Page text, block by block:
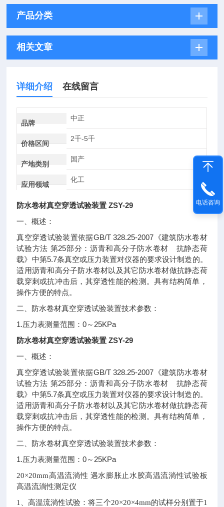
产品分类
相关文章
详细介绍 在线留言
品牌
中正
价格区间
2千-5千
产地类别
国产
应用领域
化工
防水卷材真空穿透试验装置 ZSY-29
一、概述：
真空穿透试验装置依据GB/T 328.25-2007 《建筑防水卷材
试验方法 第25部分：沥青和高分子防水卷材 抗静态荷
载》中第5.7条真空或压力装置对仪器的要求设计制造的。
适用沥青和高分子防水卷材以及其它防水卷材做抗静态荷
载穿刺或抗冲击后，其穿透性能的检测。具有结构简单，
操作方便的特点。
二、防水卷材真空穿透试验装置技术参数：
1.压力表测量范围：0～ 25KPa
防水卷材真空穿透试验装置 ZSY-29
一、概述：
真空穿透试验装置依据GB/T 328.25-2007 《建筑防水卷材
试验方法 第25部分：沥青和高分子防水卷材 抗静态荷
载》中第5.7条真空或压力装置对仪器的要求设计制造的。
适用沥青和高分子防水卷材以及其它防水卷材做抗静态荷
载穿刺或抗冲击后，其穿透性能的检测。具有结构简单，
操作方便的特点。
二、防水卷材真空穿透试验装置技术参数：
1.压力表测量范围：0～ 25KPa
20×20mm高温流淌性 遇水膨胀止水胶高温流淌性试验板
高温流淌性测定仪
1
、高温流淌性试验：将三个20×20×4mm的试样分别置于1
电话咨询